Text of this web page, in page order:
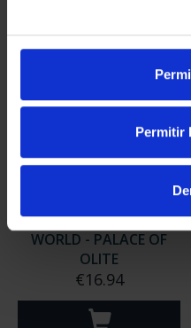
Permitir
CASTLES OF THE
WORLD - PALACE OF
OLITE
€16.94